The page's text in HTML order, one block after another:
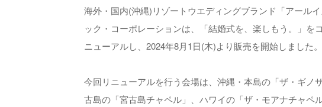
海外・国内(沖縄)リゾートウエディングブランド「アール
ック・コーポレーションは、「結婚式を、楽しもう。」を
ニューアルし、2024年8月1日(木)より販売を開始しました。
今回リニューアルを行う会場は、沖縄・本島の「ザ・ギノ
古島の「宮古島チャペル」、ハワイの「ザ・モアナチャペ